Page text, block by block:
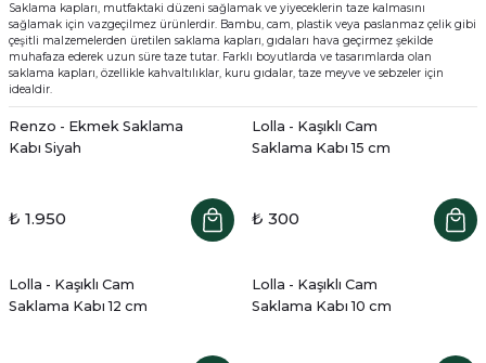
Saklama kapları, mutfaktaki düzeni sağlamak ve yiyeceklerin taze kalmasını
sağlamak için vazgeçilmez ürünlerdir. Bambu, cam, plastik veya paslanmaz çelik gibi
çeşitli malzemelerden üretilen saklama kapları, gıdaları hava geçirmez şekilde
muhafaza ederek uzun süre taze tutar. Farklı boyutlarda ve tasarımlarda olan
saklama kapları, özellikle kahvaltılıklar, kuru gıdalar, taze meyve ve sebzeler için
idealdir.
Renzo - Ekmek Saklama
Kabı Siyah
₺ 1.950
Lolla - Kaşıklı Cam
Saklama Kabı 15 cm
₺ 300
Lolla - Kaşıklı Cam
Saklama Kabı 12 cm
Lolla - Kaşıklı Cam
Saklama Kabı 10 cm